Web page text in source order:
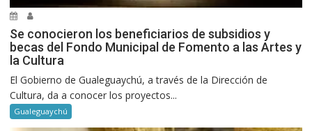
Se conocieron los beneficiarios de subsidios y
becas del Fondo Municipal de Fomento a las Artes y
la Cultura
El Gobierno de Gualeguaychú, a través de la Dirección de
Cultura, da a conocer los proyectos...
Gualeguaychú